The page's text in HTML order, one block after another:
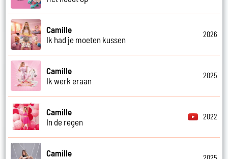
Camille
Ik had je moeten kussen
2026
Camille
Ik werk eraan
2025
Camille
In de regen
2022
Camille